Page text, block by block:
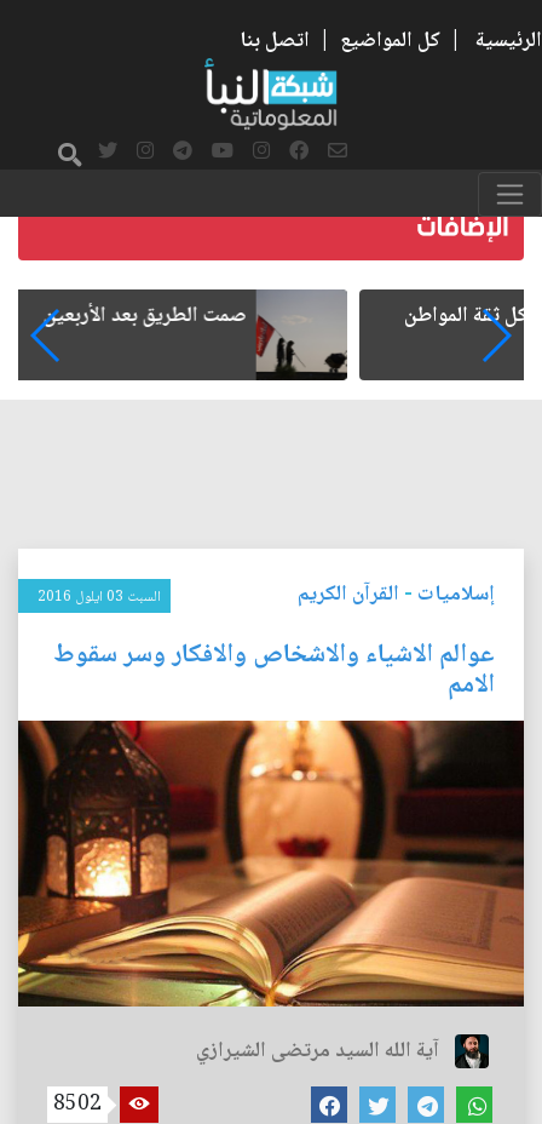
الرئيسية | كل المواضيع | اتصل بنا
صمت الطريق بعد الأربعين
إسلاميات - القرآن الكريم السبت 03 ايلول 2016
عوالم الاشياء والاشخاص والافكار وسر سقوط
الامم
آية الله السيد مرتضى الشيرازي
8502